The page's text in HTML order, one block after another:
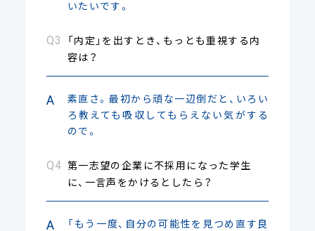
いたいです。
「内定」を出すとき、もっとも重視する内
容は？
素直さ。最初から頑な一辺倒だと、いろい
ろ教えても吸収してもらえない気がする
ので。
第一志望の企業に不採用になった学生
に、一言声をかけるとしたら？
「もう一度、自分の可能性を見つめ直す良